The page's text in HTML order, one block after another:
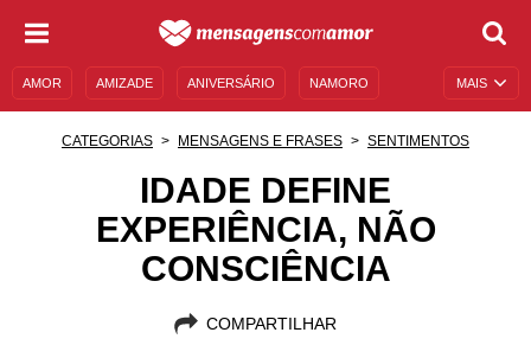
MAIS
AMOR AMIZADE ANIVERSÁRIO NAMORO
MENSAGENS E FRASES MENSAGENS DE ANIVERSÁRIO
ENTRETENIMENTO FAMOSOS BÍBLIA
CATEGORIAS MENSAGENS E FRASES SENTIMENTOS
IDADE DEFINE
EXPERIÊNCIA, NÃO
CONSCIÊNCIA
COMPARTILHAR